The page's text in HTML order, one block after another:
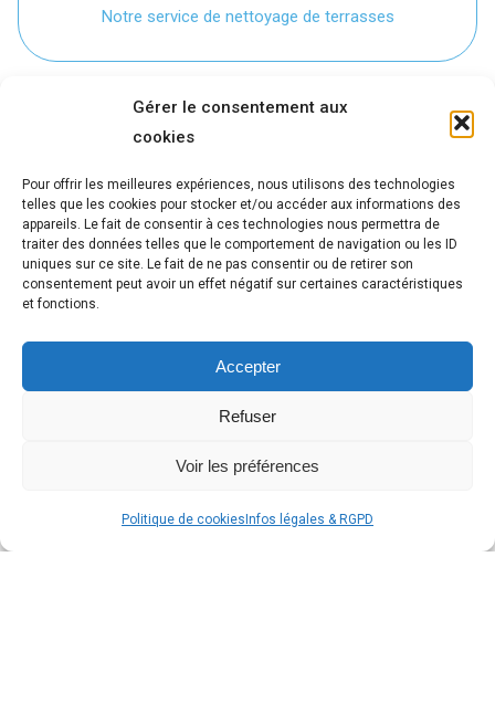
Gérer le consentement aux
cookies
Pour offrir les meilleures expériences, nous utilisons des technologies
telles que les cookies pour stocker et/ou accéder aux informations des
appareils. Le fait de consentir à ces technologies nous permettra de
traiter des données telles que le comportement de navigation ou les ID
uniques sur ce site. Le fait de ne pas consentir ou de retirer son
consentement peut avoir un effet négatif sur certaines caractéristiques
et fonctions.
Accepter
Refuser
Voir les préférences
Politique de cookies Infos légales & RGPD
Notre service de nettoyage de terrasses